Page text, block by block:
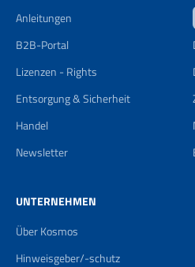
Anleitungen
B2B-Portal
Lizenzen - Rights
Entsorgung & Sicherheit
Handel
Newsletter
UNTERNEHMEN
Über Kosmos
Hinweisgeber/-schutz